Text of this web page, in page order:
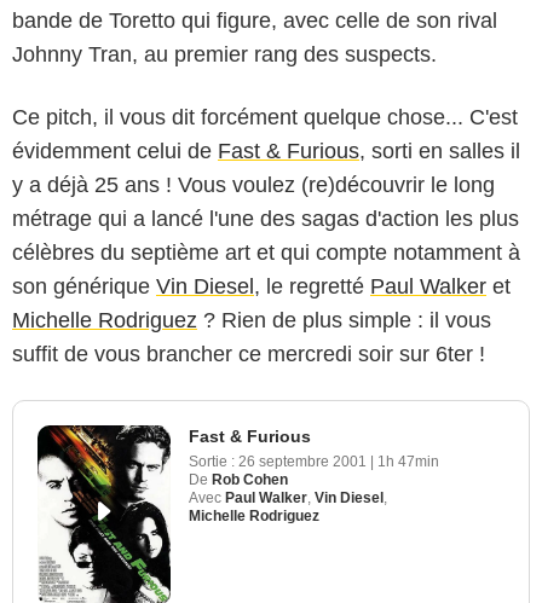
bande de Toretto qui figure, avec celle de son rival
Johnny Tran, au premier rang des suspects.
Ce pitch, il vous dit forcément quelque chose... C'est
évidemment celui de Fast & Furious, sorti en salles il
y a déjà 25 ans ! Vous voulez (re)découvrir le long
métrage qui a lancé l'une des sagas d'action les plus
célèbres du septième art et qui compte notamment à
son générique Vin Diesel, le regretté Paul Walker et
Michelle Rodriguez ? Rien de plus simple : il vous
suffit de vous brancher ce mercredi soir sur 6ter !
Fast & Furious
Sortie : 26 septembre 2001 | 1h 47min
De Rob Cohen
Avec Paul Walker Vin Diesel
Michelle Rodriguez